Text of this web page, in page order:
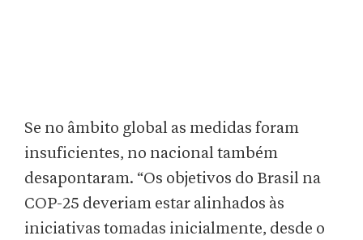
Se no âmbito global as medidas foram
insuficientes, no nacional também
desapontaram. “Os objetivos do Brasil na
COP-25 deveriam estar alinhados às
iniciativas tomadas inicialmente, desde o